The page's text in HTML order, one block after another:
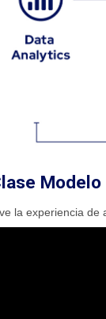
Modelo
la experiencia de